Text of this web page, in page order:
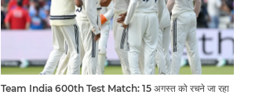
Team India 600th Test Match: 15 अगस्त को रचने जा रहा